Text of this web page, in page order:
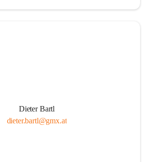
Dieter Bartl
dieter.bartl@gmx.at